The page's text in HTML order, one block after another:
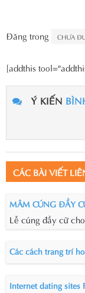
Đăng trong CHƯA
[addthis
Ý KIẾN
CÁC BÀI VIẾT
MÂM CÚNG ĐẦY
Lễ cúng đầy cữ
Các cách trang trí
Internet dating sites